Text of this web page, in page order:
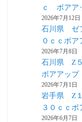
ｃ ボアア
2026年7月12日
石川県 ゼ
０ｃｃボア
2026年7月8日
石川県 Z
ボアアップ
2026年7月1日
岩手県 Z
３０ｃｃボ
2026年6月7日